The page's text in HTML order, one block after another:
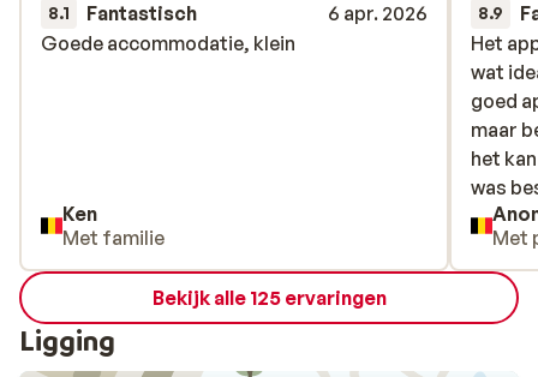
8.1 Fantastisch
6 apr. 2026
Goede accommodatie, klein
Goede accommodatie, klein
Ken
Met familie
8.9
Het
wat
goed
maar
het
was
Het
wat
goed
maar
het
was
Met
Bekijk alle 125 ervaringen
Ligging